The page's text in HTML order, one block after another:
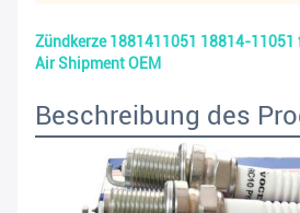
Zündkerze 1881411051 18814-11051
Air Shipment OEM
Beschreibung des